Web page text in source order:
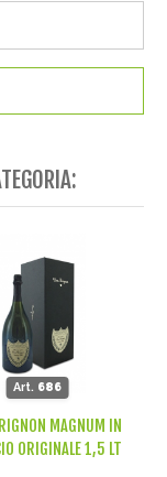
Art. 686
MAGNUM IN
ORIGINALE 1,5 LT